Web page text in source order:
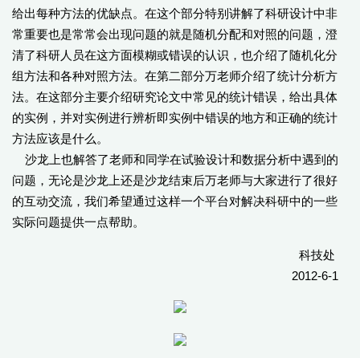
给出每种方法的优缺点。在这个部分特别讲解了科研设计中非
常重要也是常常会出现问题的就是随机分配和对照的问题，澄
清了科研人员在这方面模糊或错误的认识，也介绍了随机化分
组方法和各种对照方法。在第二部分万老师介绍了统计分析方
法。在这部分主要介绍研究论文中常见的统计错误，给出具体
的实例，并对实例进行辨析即实例中错误的地方和正确的统计
方法应该是什么。
沙龙上也解答了老师和同学在试验设计和数据分析中遇到的
问题，无论是沙龙上还是沙龙结束后万老师与大家进行了很好
的互动交流，我们希望通过这样一个平台对解决科研中的一些
实际问题提供一点帮助。
科技处
2012-6-1